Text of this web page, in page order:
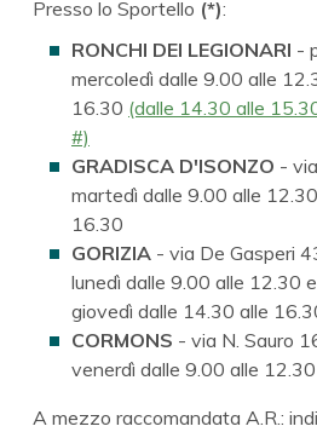
Presso lo Sportello (*):
RONCHI DEI LEGIONARI -
mercoledì dalle 9.00 alle
16.30 (dalle 14.30 alle
#)
GRADISCA D'ISONZO -
martedì dalle 9.00 alle
16.30
GORIZIA - via De Gasperi
lunedì dalle 9.00 alle 12.30
giovedì dalle 14.30 alle
CORMONS - via N. Sauro
venerdì dalle 9.00 alle 12.30
A mezzo raccomandata A.R.: